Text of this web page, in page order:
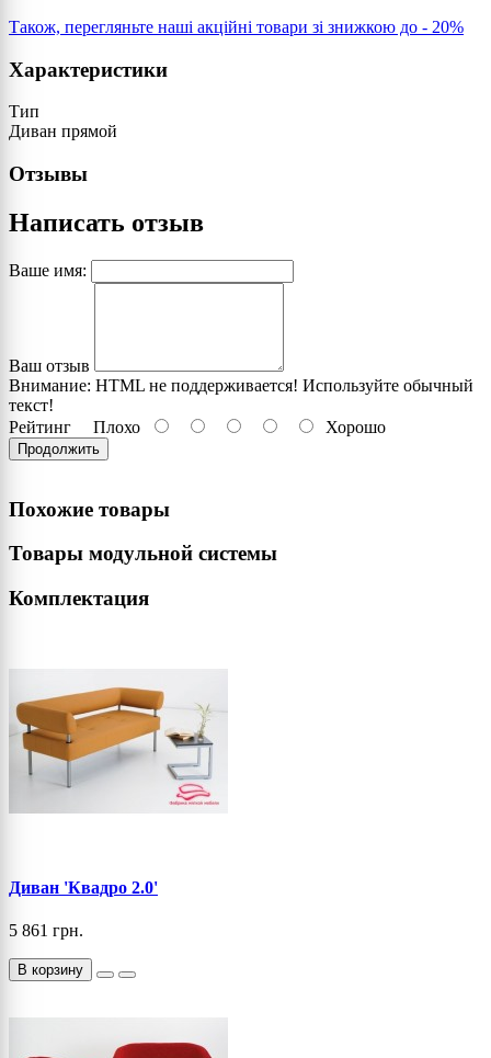
Також, перегляньте наші акційні товари зі знижкою до - 20%
Характеристики
Тип
Диван прямой
Отзывы
Написать отзыв
Ваше имя:
Ваш отзыв
Внимание: HTML не поддерживается! Используйте обычный
текст!
Рейтинг Плохо Хорошо
Продолжить
Похожие товары
Товары модульной системы
Комплектация
Диван 'Квадро 2.0'
5 861 грн.
В корзину